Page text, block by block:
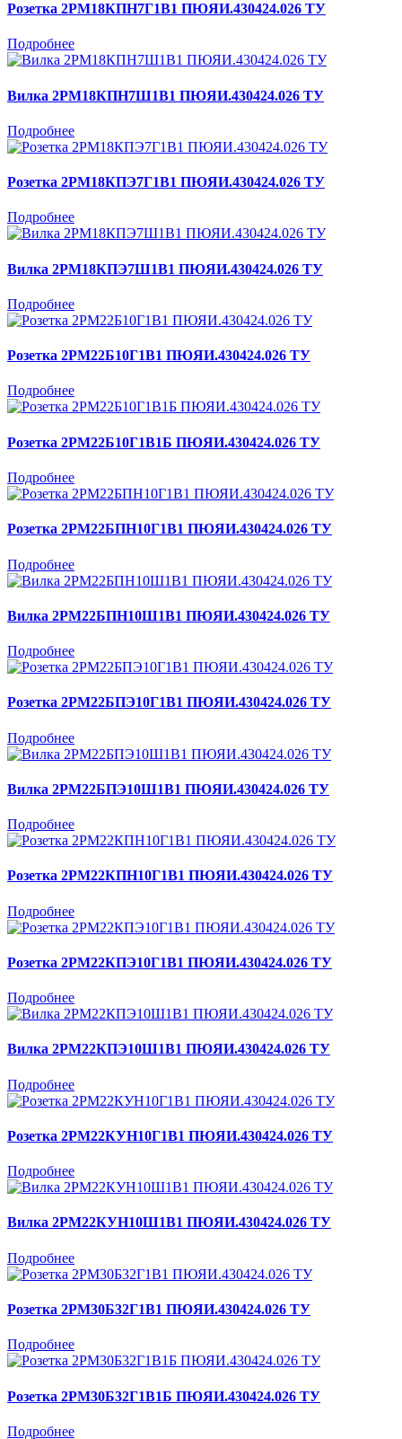
Розетка 2РМ18КПН7Г1В1 ПЮЯИ.430424.026 ТУ
Подробнее
Вилка 2РМ18КПН7Ш1В1 ПЮЯИ.430424.026 ТУ
Подробнее
Розетка 2РМ18КПЭ7Г1В1 ПЮЯИ.430424.026 ТУ
Подробнее
Вилка 2РМ18КПЭ7Ш1В1 ПЮЯИ.430424.026 ТУ
Подробнее
Розетка 2РМ22Б10Г1В1 ПЮЯИ.430424.026 ТУ
Подробнее
Розетка 2РМ22Б10Г1В1Б ПЮЯИ.430424.026 ТУ
Подробнее
Розетка 2РМ22БПН10Г1В1 ПЮЯИ.430424.026 ТУ
Подробнее
Вилка 2РМ22БПН10Ш1В1 ПЮЯИ.430424.026 ТУ
Подробнее
Розетка 2РМ22БПЭ10Г1В1 ПЮЯИ.430424.026 ТУ
Подробнее
Вилка 2РМ22БПЭ10Ш1В1 ПЮЯИ.430424.026 ТУ
Подробнее
Розетка 2РМ22КПН10Г1В1 ПЮЯИ.430424.026 ТУ
Подробнее
Розетка 2РМ22КПЭ10Г1В1 ПЮЯИ.430424.026 ТУ
Подробнее
Вилка 2РМ22КПЭ10Ш1В1 ПЮЯИ.430424.026 ТУ
Подробнее
Розетка 2РМ22КУН10Г1В1 ПЮЯИ.430424.026 ТУ
Подробнее
Вилка 2РМ22КУН10Ш1В1 ПЮЯИ.430424.026 ТУ
Подробнее
Розетка 2РМ30Б32Г1В1 ПЮЯИ.430424.026 ТУ
Подробнее
Розетка 2РМ30Б32Г1В1Б ПЮЯИ.430424.026 ТУ
Подробнее